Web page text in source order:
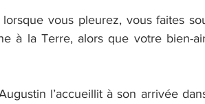
vous pleurez, vous faites
à la Terre, alors que votre bien-
l’accueillit à son arrivée